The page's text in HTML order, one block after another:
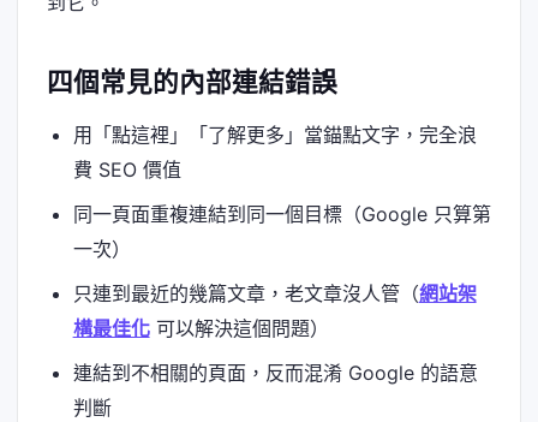
四個常見的內部連結錯誤
用「點這裡」「了解更多」當錨點文字，完全浪
費 SEO 價值
同一頁面重複連結到同一個目標（Google 只算第
一次）
只連到最近的幾篇文章，老文章沒人管（網站架
構最佳化可以解決這個問題）
連結到不相關的頁面，反而混淆 Google 的語意
判斷